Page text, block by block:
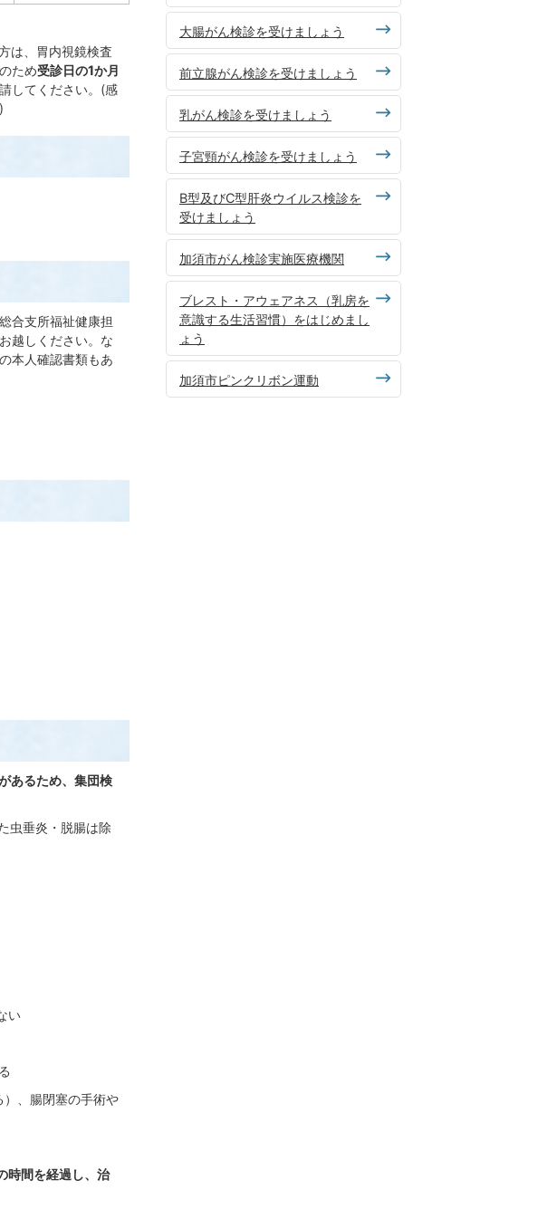
は、胃内視鏡検査
ため受診日の1か月
してください。(感
合支所福祉健康担
越しください。な
本人確認書類もあ
あるため、集団検
虫垂炎・脱腸は除
い
、腸閉塞の手術や
時間を経過し、治
大腸がん検診を受けましょう
前立腺がん検診を受けましょう
乳がん検診を受けましょう
子宮頸がん検診を受けましょう
B型及びC型肝炎ウイルス検診を
受けましょう
加須市がん検診実施医療機関
ブレスト・アウェアネス（乳房を
意識する生活習慣）をはじめまし
ょう
加須市ピンクリボン運動